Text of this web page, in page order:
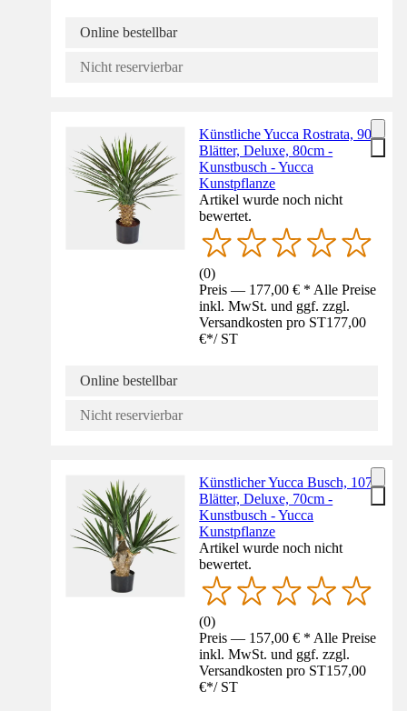
Online bestellbar
Nicht reservierbar
Künstliche Yucca Rostrata, 90
Blätter, Deluxe, 80cm -
Kunstbusch - Yucca
Kunstpflanze
Artikel wurde noch nicht
bewertet.
(0)
Preis — 177,00 € * Alle Preise
inkl. MwSt. und ggf. zzgl.
Versandkosten pro ST177,00
€*/ ST
Online bestellbar
Nicht reservierbar
Künstlicher Yucca Busch, 107
Blätter, Deluxe, 70cm -
Kunstbusch - Yucca
Kunstpflanze
Artikel wurde noch nicht
bewertet.
(0)
Preis — 157,00 € * Alle Preise
inkl. MwSt. und ggf. zzgl.
Versandkosten pro ST157,00
€*/ ST